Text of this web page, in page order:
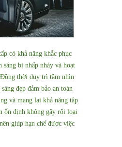
có khả năng khắc phục
bị nhấp nháy và hoạt
thời duy trì tầm nhìn
đẹp đảm bảo an toàn
và mang lại khả năng tập
ổn định không gây rối loại
giúp hạn chế được việc